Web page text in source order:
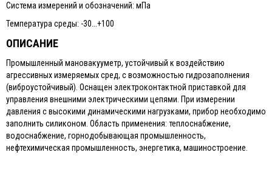
Система измерений и обозначений: мПа
Температура среды: -30...+100
ОПИСАНИЕ
Промышленный мановакууметр, устойчивый к воздействию
агрессивных измеряемых сред, с возможностью гидрозаполнения
(виброустойчивый). Оснащен электроконтактной приставкой для
управления внешними электрическими цепями. При измерении
давления с высокими динамическими нагрузками, прибор необходимо
заполнить силиконом. Область применения: теплоснабжение,
водоснабжение, горнодобывающая промышленность,
нефтехимическая промышленность, энергетика, машиностроение.